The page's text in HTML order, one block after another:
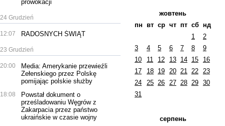
prowokacji
24 Grudzień
12:07 RADOSNYCH ŚWIĄT
23 Grudzień
20:00
Media: Amerykanie przewieźli
Zełenskiego przez Polskę
pomijając polskie służby
18:08
Powstał dokument o
prześladowaniu Węgrów z
Zakarpacia przez państwo
ukraińskie w czasie wojny
жовтень
пн вт ср чт пт сб нд
1
2
3
4 5 6 7 8
9
10
11 12 13 14 15
16
17
18 19 20 21 22 23
24
25 26 27 28 29 30
31
серпень